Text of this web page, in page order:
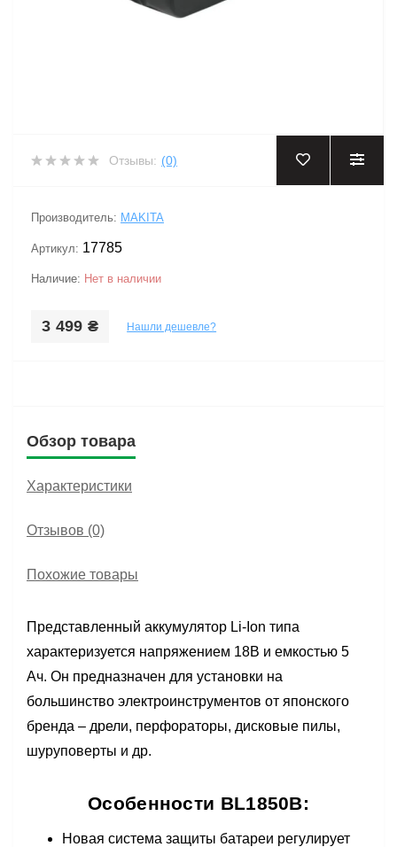
Отзывы: (0)
Производитель: MAKITA
Артикул: 17785
Наличие: Нет в наличии
3 499 ₴ Нашли дешевле?
Обзор товара
Характеристики
Отзывов (0)
Похожие товары
Представленный аккумулятор Li-Ion типа
характеризуется напряжением 18В и емкостью 5
Ач. Он предназначен для установки на
большинство электроинструментов от японского
бренда – дрели, перфораторы, дисковые пилы,
шуруповерты и др.
Особенности BL1850B:
Новая система защиты батареи регулирует